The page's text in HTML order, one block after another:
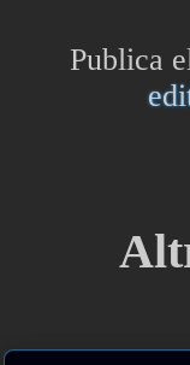
Publica